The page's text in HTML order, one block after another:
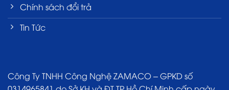
Chính sách đổi trả
Tin Tức
Công Ty TNHH Công Nghệ ZAMACO – GPKD số